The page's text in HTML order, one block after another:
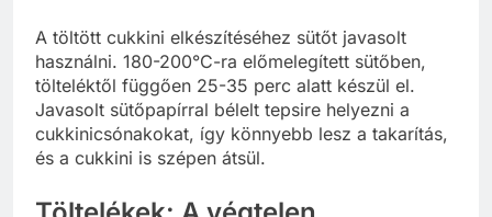
A töltött cukkini elkészítéséhez sütőt javasolt
használni. 180-200°C-ra előmelegített sütőben,
tölteléktől függően 25-35 perc alatt készül el.
Javasolt sütőpapírral bélelt tepsire helyezni a
cukkinicsónakokat, így könnyebb lesz a takarítás,
és a cukkini is szépen átsül.